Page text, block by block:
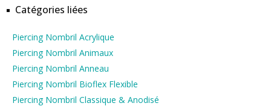
Catégories liées
Piercing Nombril Acrylique
Piercing Nombril Animaux
Piercing Nombril Anneau
Piercing Nombril Bioflex Flexible
Piercing Nombril Classique & Anodisé